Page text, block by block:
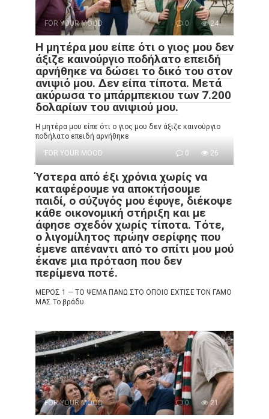
FOR YOUR MOOD 0 24
Η μητέρα μου είπε ότι ο γιος μου δεν
άξιζε καινούργιο ποδήλατο επειδή
αρνήθηκε να δώσει το δικό του στον
ανιψιό μου. Δεν είπα τίποτα. Μετά
ακύρωσα το μπάρμπεκιου των 7.200
δολαρίων του ανιψιού μου.
Η μητέρα μου είπε ότι ο γιος μου δεν άξιζε καινούργιο
ποδήλατο επειδή αρνήθηκε
FOR YOUR MOOD
0 26
Ύστερα από έξι χρόνια χωρίς να
καταφέρουμε να αποκτήσουμε
παιδί, ο σύζυγός μου έφυγε, διέκοψε
κάθε οικονομική στήριξη και με
άφησε σχεδόν χωρίς τίποτα. Τότε,
ο λιγομίλητος πρώην σερίφης που
έμενε απέναντι από το σπίτι μου μού
έκανε μια πρόταση που δεν
περίμενα ποτέ.
ΜΕΡΟΣ 1 — ΤΟ ΨΕΜΑ ΠΑΝΩ ΣΤΟ ΟΠΟΙΟ ΕΧΤΙΣΕ ΤΟΝ ΓΑΜΟ
ΜΑΣ Το βράδυ
FOR YOUR MOOD 0 21